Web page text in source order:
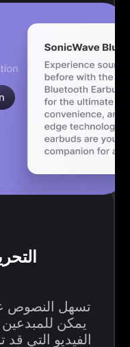
تسهل النصوص
يمكن
الفيديو التي